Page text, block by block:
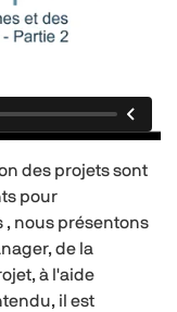
des projets sont
pour
, nous présentons
de la
à l'aide
il est